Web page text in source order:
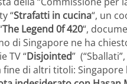
“Strafatti in cucina“, un
The Legend 0f 420“,
di Singapore ne ha
TV “Disjointed”
fine di altri titoli: Singapore